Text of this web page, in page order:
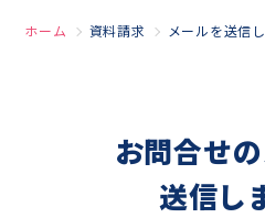
ホーム 資料請求 メールを送信
お問合せ
送信し